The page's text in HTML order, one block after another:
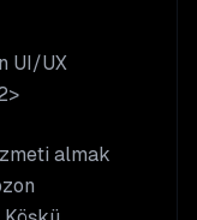
UI/UX
almak